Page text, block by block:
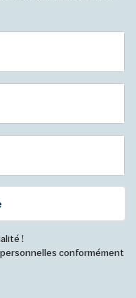
!
conformément